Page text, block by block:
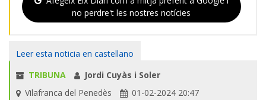
no perdre't les nostres notícies
Leer esta noticia en castellano
TRIBUNA
Jordi Cuyàs i Soler
Vilafranca del Penedès
01-02-2024 20:47